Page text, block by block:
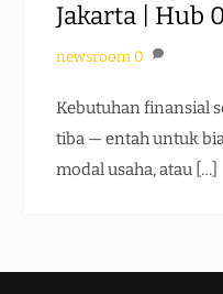
Jakarta | Hub
newsroom 0
Kebutuhan finansial
tiba — entah untuk
modal usaha, atau […]